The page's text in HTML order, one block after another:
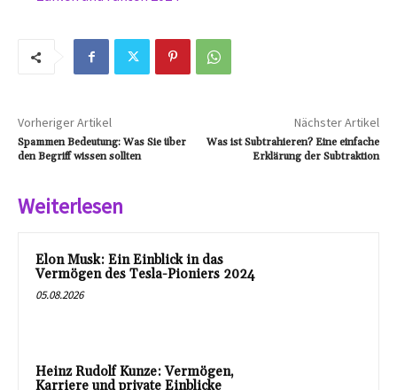
Vorheriger Artikel
Spammen Bedeutung: Was Sie über
den Begriff wissen sollten
Nächster Artikel
Was ist Subtrahieren? Eine einfache
Erklärung der Subtraktion
Weiterlesen
Elon Musk: Ein Einblick in das
Vermögen des Tesla-Pioniers 2024
05.08.2026
Heinz Rudolf Kunze: Vermögen,
Karriere und private Einblicke